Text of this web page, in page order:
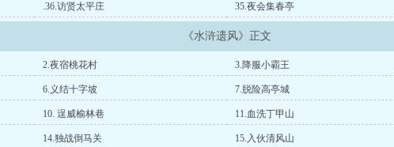
.36.访贤太平庄 35.夜会集春亭
《水浒遗风》正文
2.夜宿桃花村 3.降服小霸王
6.义结十字坡 7.脱险高亭城
10. 逞威榆林巷 11.血洗丁甲山
14.独战倒马关 15.入伙清风山